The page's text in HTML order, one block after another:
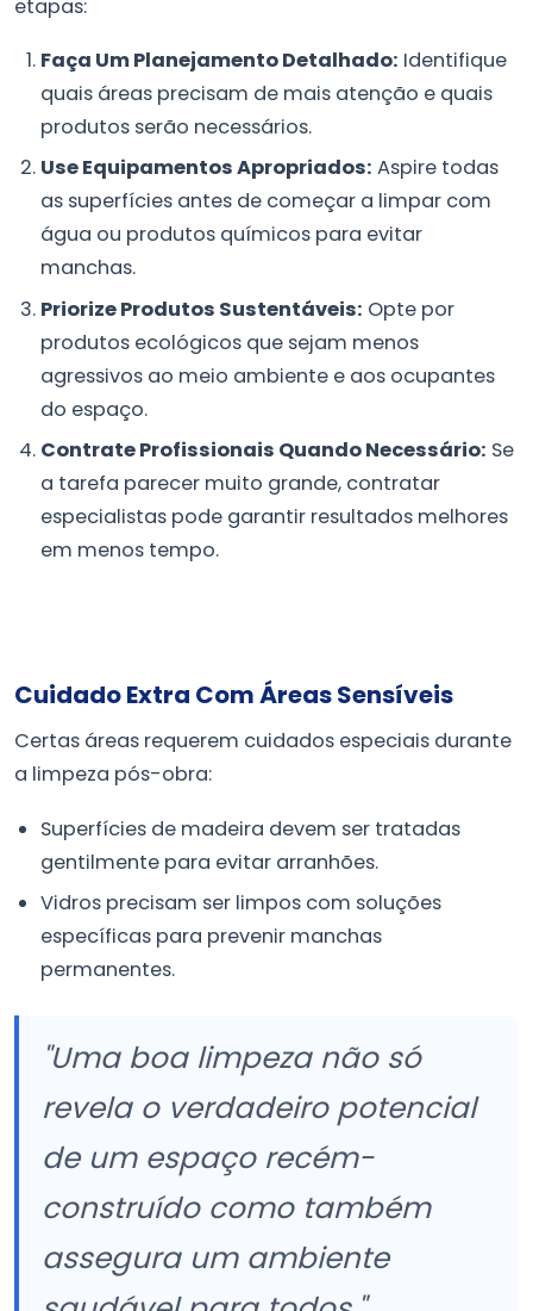
etapas:
Faça Um Planejamento Detalhado: Identifique
quais áreas precisam de mais atenção e quais
produtos serão necessários.
Use Equipamentos Apropriados: Aspire todas
as superfícies antes de começar a limpar com
água ou produtos químicos para evitar
manchas.
Priorize Produtos Sustentáveis: Opte por
produtos ecológicos que sejam menos
agressivos ao meio ambiente e aos ocupantes
do espaço.
Contrate Profissionais Quando Necessário: Se
a tarefa parecer muito grande, contratar
especialistas pode garantir resultados melhores
em menos tempo.
Cuidado Extra Com Áreas Sensíveis
Certas áreas requerem cuidados especiais durante
a limpeza pós-obra:
Superfícies de madeira devem ser tratadas
gentilmente para evitar arranhões.
Vidros precisam ser limpos com soluções
específicas para prevenir manchas
permanentes.
"Uma boa limpeza não só
revela o verdadeiro potencial
de um espaço recém-
construído como também
assegura um ambiente